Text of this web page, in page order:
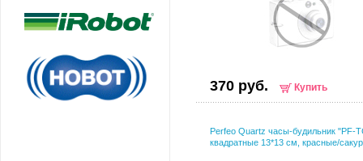
370 руб. Купить
Perfeo Quartz часы-будильник "PF-
квадратные 13*13 см, красные/